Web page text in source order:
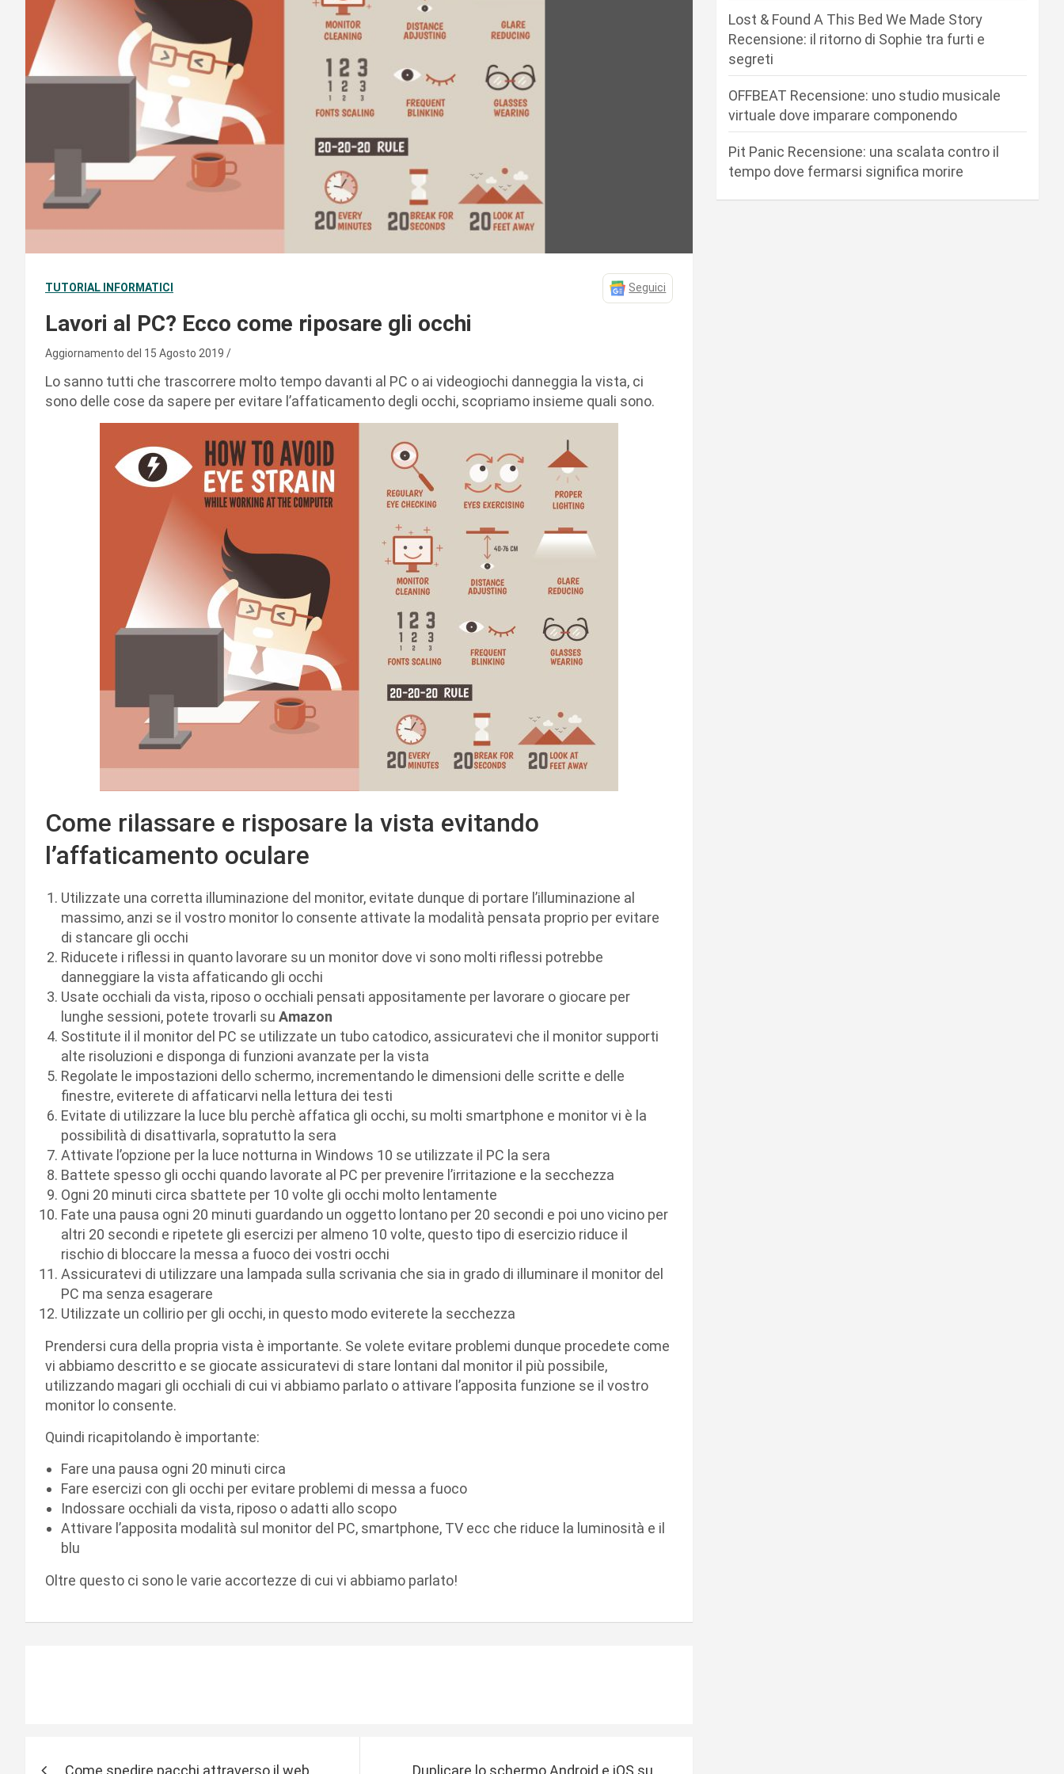
TUTORIAL INFORMATICI Seguici
Lavori al PC? Ecco come riposare gli occhi
Aggiornamento del 15 Agosto 2019
Lo sanno tutti che trascorrere molto tempo davanti al PC o ai videogiochi danneggia la vista, ci
sono delle cose da sapere per evitare l’affaticamento degli occhi, scopriamo insieme quali sono.
Come rilassare e risposare la vista evitando
l’affaticamento oculare
Utilizzate una corretta illuminazione del monitor, evitate dunque di portare l’illuminazione al
massimo, anzi se il vostro monitor lo consente attivate la modalità pensata proprio per evitare
di stancare gli occhi
Riducete i riflessi in quanto lavorare su un monitor dove vi sono molti riflessi potrebbe
danneggiare la vista affaticando gli occhi
Usate occhiali da vista, riposo o occhiali pensati appositamente per lavorare o giocare per
lunghe sessioni, potete trovarli su Amazon
Sostitute il il monitor del PC se utilizzate un tubo catodico, assicuratevi che il monitor supporti
alte risoluzioni e disponga di funzioni avanzate per la vista
Regolate le impostazioni dello schermo, incrementando le dimensioni delle scritte e delle
finestre, eviterete di affaticarvi nella lettura dei testi
Evitate di utilizzare la luce blu perchè affatica gli occhi, su molti smartphone e monitor vi è la
possibilità di disattivarla, sopratutto la sera
Attivate l’opzione per la luce notturna in Windows 10 se utilizzate il PC la sera
Battete spesso gli occhi quando lavorate al PC per prevenire l’irritazione e la secchezza
Ogni 20 minuti circa sbattete per 10 volte gli occhi molto lentamente
Fate una pausa ogni 20 minuti guardando un oggetto lontano per 20 secondi e poi uno vicino per
altri 20 secondi e ripetete gli esercizi per almeno 10 volte, questo tipo di esercizio riduce il
rischio di bloccare la messa a fuoco dei vostri occhi
Assicuratevi di utilizzare una lampada sulla scrivania che sia in grado di illuminare il monitor del
PC ma senza esagerare
Utilizzate un collirio per gli occhi, in questo modo eviterete la secchezza
Prendersi cura della propria vista è importante. Se volete evitare problemi dunque procedete come
vi abbiamo descritto e se giocate assicuratevi di stare lontani dal monitor il più possibile,
utilizzando magari gli occhiali di cui vi abbiamo parlato o attivare l’apposita funzione se il vostro
monitor lo consente.
Quindi ricapitolando è importante:
Fare una pausa ogni 20 minuti circa
Fare esercizi con gli occhi per evitare problemi di messa a fuoco
Indossare occhiali da vista, riposo o adatti allo scopo
Attivare l’apposita modalità sul monitor del PC, smartphone, TV ecc che riduce la luminosità e il
blu
Oltre questo ci sono le varie accortezze di cui vi abbiamo parlato!
Lost & Found A This Bed We Made Story
Recensione: il ritorno di Sophie tra furti e
segreti
OFFBEAT Recensione: uno studio musicale
virtuale dove imparare componendo
Pit Panic Recensione: una scalata contro il
tempo dove fermarsi significa morire